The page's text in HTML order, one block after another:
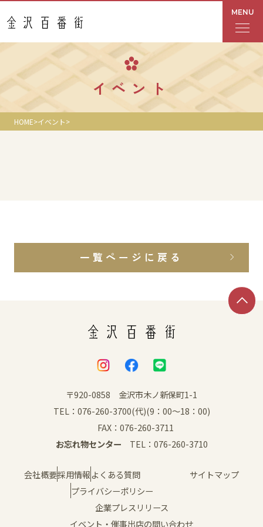
MENU
フロアガイド
あんと
Rinto
ショップニュース
アクセス・パーキング
スタッフ募集
百番街くらぶ
イベント
HOME イベント
一覧ページに戻る
〒920-0858 金沢市木ノ新保町1-1
TEL：076-260-3700(代)(9：00～18：00)
FAX：076-260-3711
お忘れ物センター TEL：076-260-3710
会社概要採用情報よくある質問
サイトマップ
プライバシーポリシー
企業プレスリリース
イベント・催事出店の問い合わせ